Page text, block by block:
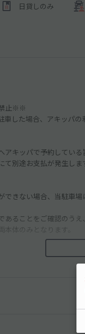
日貸しのみ
止※※
した場合、アキッパ
キッパで予約してい
別途お支払が発生しま
きない場合、当駐車場
ることをご確認のうえ
体のみとなります。
あっても以下の車両は利
イヤ搭載車両